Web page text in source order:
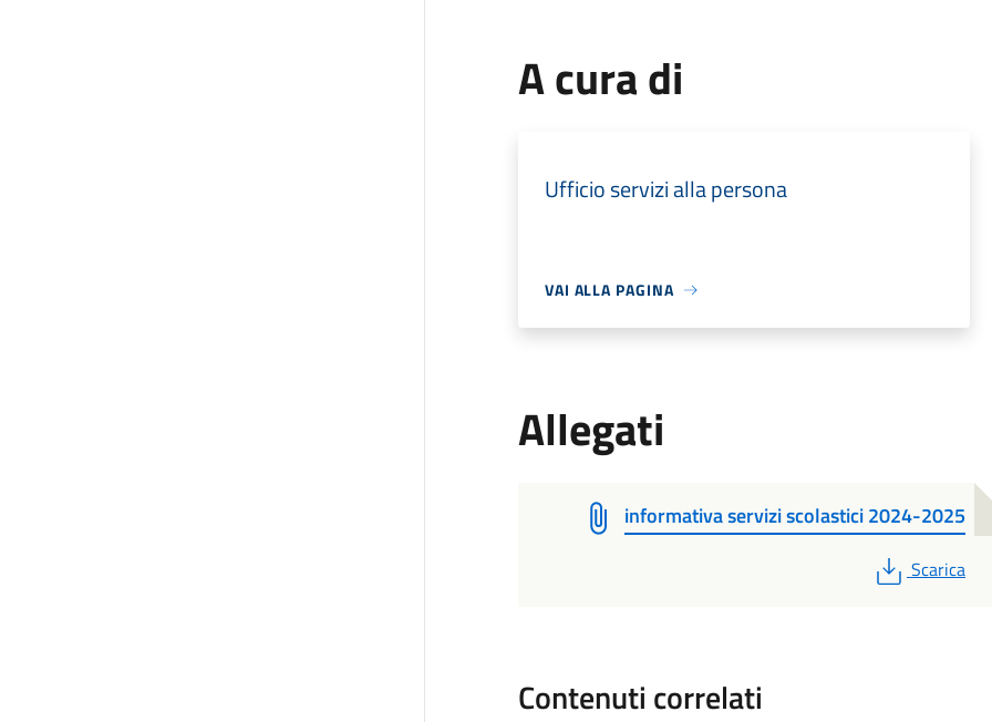
A cura di
Ufficio servizi alla persona
VAI ALLA PAGINA
Allegati
informativa servizi scolastici 2024-2025
PDF
Scarica
Contenuti correlati